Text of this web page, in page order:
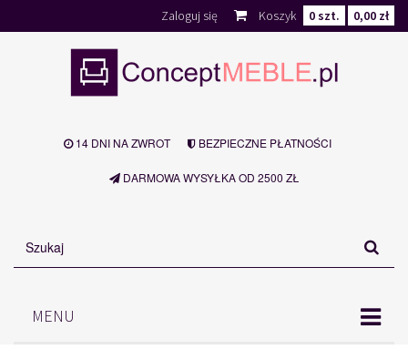
Koszyk 0szt. 0,00 zł
Zaloguj się
14 DNI NA ZWROT BEZPIECZNE PŁATNOŚCI
DARMOWA WYSYŁKA OD 2500 ZŁ
MENU